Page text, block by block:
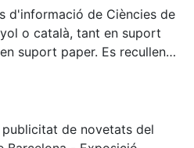
d'informació de Ciències de
o català, tant en suport
suport paper. Es recullen
bases de dades
de novetats del